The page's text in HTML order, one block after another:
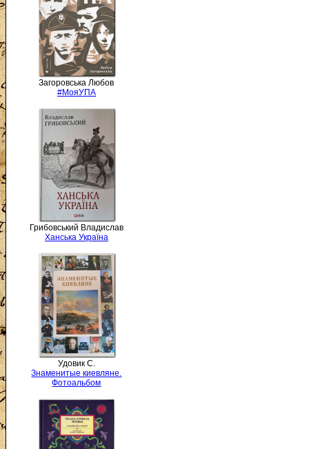
Загоровська Любов
#МояУПА
Грибовський Владислав
Ханська Україна
Удовик С.
Знаменитые киевляне.
Фотоальбом